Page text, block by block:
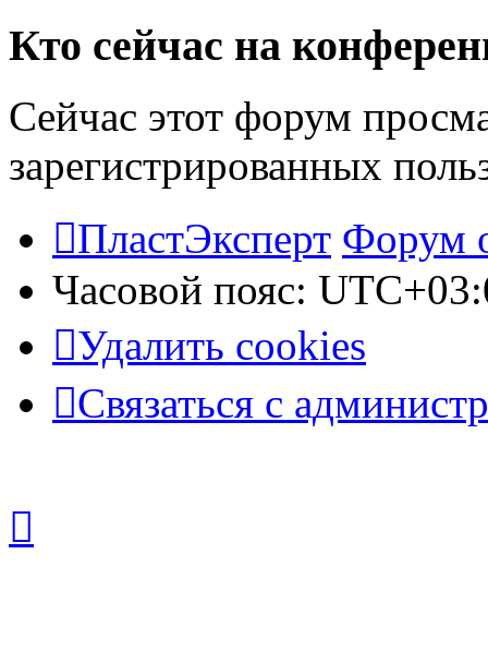
Кто сейчас на
Сейчас этот форум
зарегистрированных
ПластЭксперт Форум
Часовой пояс:
Удалить cookies
Связаться с